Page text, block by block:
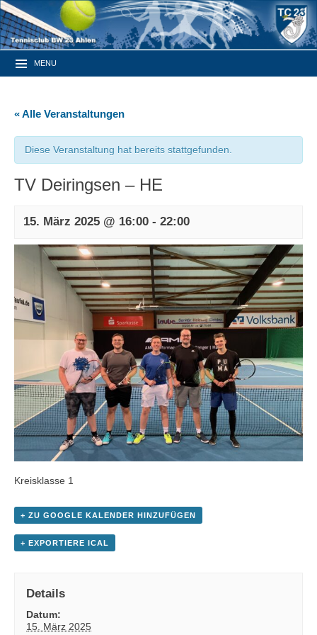
MENU
« Alle Veranstaltungen
Diese Veranstaltung hat bereits stattgefunden.
TV Deiringsen – HE
15. März 2025 @ 16:00 - 22:00
Kreisklasse 1
+ ZU GOOGLE KALENDER HINZUFÜGEN
+ EXPORTIERE ICAL
Details
Datum:
15. März 2025